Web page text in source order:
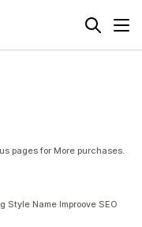
pages for More purchases.
Style Name Improove SEO